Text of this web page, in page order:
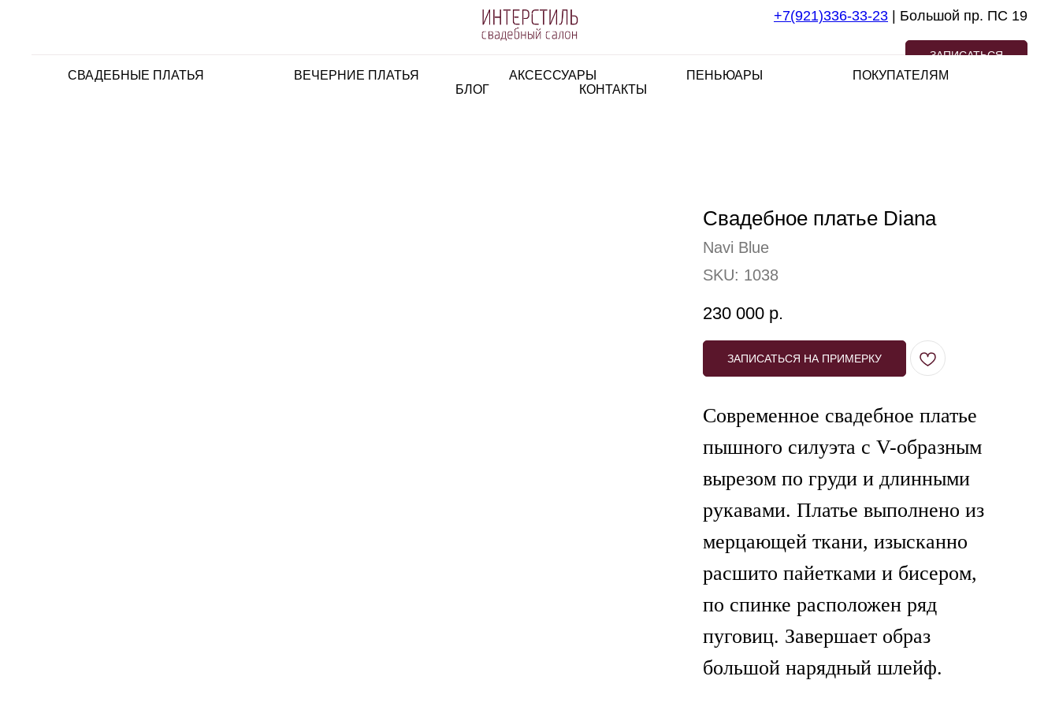
+7(921)336-33-23 | Большой пр. ПС 19
ЗАПИСАТЬСЯ
СВАДЕБНЫЕ ПЛАТЬЯ ВЕЧЕРНИЕ ПЛАТЬЯ АКСЕССУАРЫ ПЕНЬЮАРЫ
ПОКУПАТЕЛЯМ
БЛОГ
КОНТАКТЫ
Свадебное платье Diana
Navi Blue
SKU: 1038
230 000 р.
ЗАПИСАТЬСЯ НА ПРИМЕРКУ
Современное свадебное платье
пышного силуэта с V-образным
вырезом по груди и длинными
рукавами. Платье выполнено из
мерцающей ткани, изысканно
расшито пайетками и бисером,
по спинке расположен ряд
пуговиц. Завершает образ
большой нарядный шлейф.